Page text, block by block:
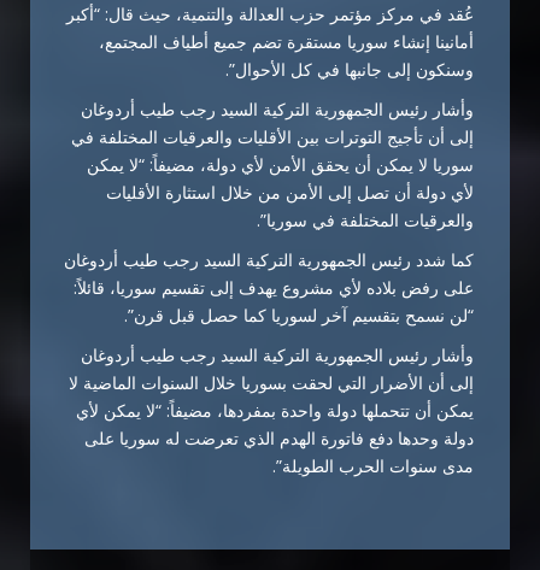
عُقد في مركز مؤتمر حزب العدالة والتنمية، حيث قال: “أكبر
أمانينا إنشاء سوريا مستقرة تضم جميع أطياف المجتمع،
وسنكون إلى جانبها في كل الأحوال”.
وأشار رئيس الجمهورية التركية السيد رجب طيب أردوغان
إلى أن تأجيج التوترات بين الأقليات والعرقيات المختلفة في
سوريا لا يمكن أن يحقق الأمن لأي دولة، مضيفاً: “لا يمكن
لأي دولة أن تصل إلى الأمن من خلال استثارة الأقليات
والعرقيات المختلفة في سوريا”.
كما شدد رئيس الجمهورية التركية السيد رجب طيب أردوغان
على رفض بلاده لأي مشروع يهدف إلى تقسيم سوريا، قائلاً:
“لن نسمح بتقسيم آخر لسوريا كما حصل قبل قرن”.
وأشار رئيس الجمهورية التركية السيد رجب طيب أردوغان
إلى أن الأضرار التي لحقت بسوريا خلال السنوات الماضية لا
يمكن أن تتحملها دولة واحدة بمفردها، مضيفاً: “لا يمكن لأي
دولة وحدها دفع فاتورة الهدم الذي تعرضت له سوريا على
مدى سنوات الحرب الطويلة”.